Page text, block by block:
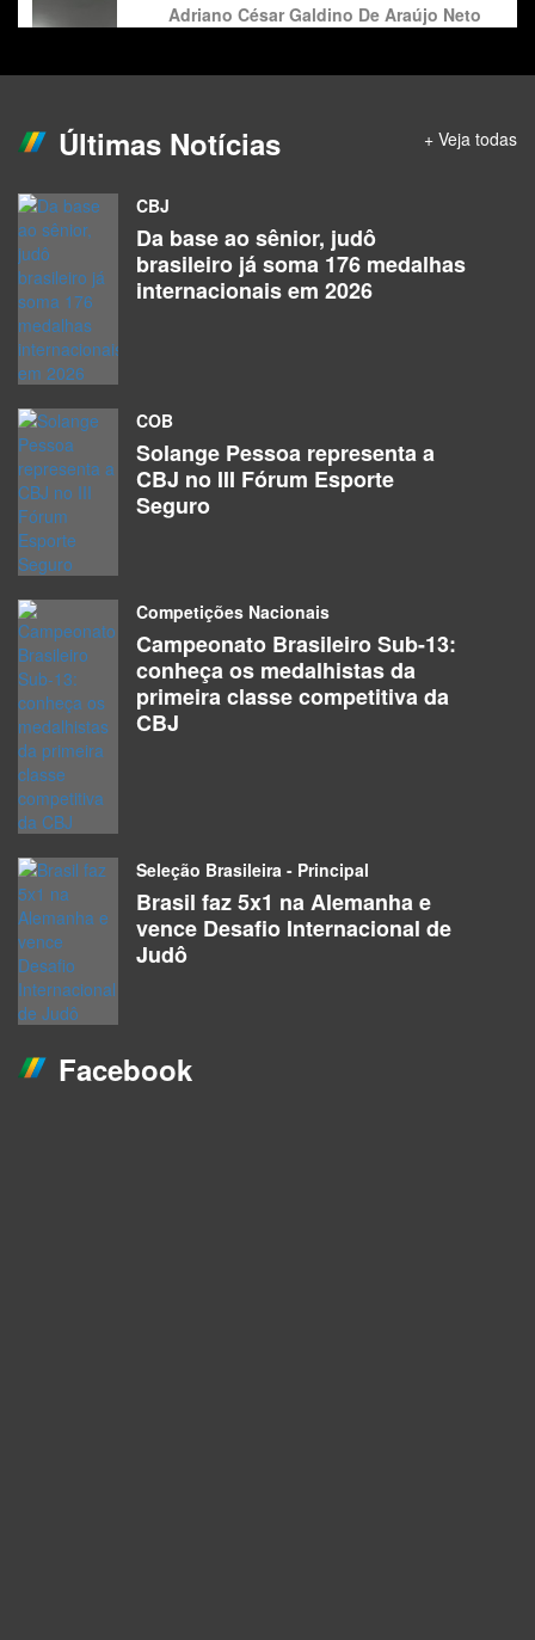
Adriano César Galdino De Araújo Neto
Atletas
Afonso Gabryel Alves Silva
Atletas
Ágatha Carneiro De Araújo
Alana Caitano Da Rosa
Atletas
Alex Da Silva E Silva
Tecnicos
Alex Dalcegio Portela
Alex Sandro Aquino Da Silva Júnior
Atletas
Últimas Notícias + Veja todas
CBJ
Da base ao sênior, judô
brasileiro já soma 176 medalhas
internacionais em 2026
COB
Solange Pessoa representa a
CBJ no III Fórum Esporte
Seguro
Competições Nacionais
Campeonato Brasileiro Sub-13:
conheça os medalhistas da
primeira classe competitiva da
CBJ
Seleção Brasileira - Principal
Brasil faz 5x1 na Alemanha e
vence Desafio Internacional de
Judô
Facebook